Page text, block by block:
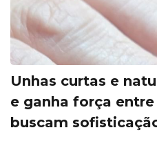
Unhas curtas e
e ganha força
buscam